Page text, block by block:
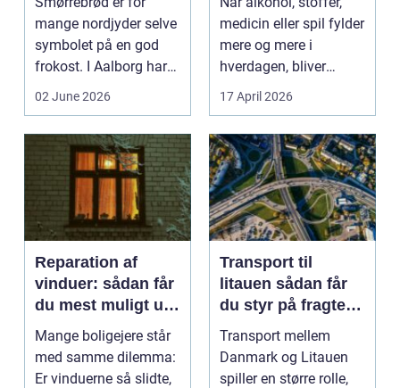
mange nordjyder selve
symbolet på en god
frokost. I Aalborg har
02 June 2026
medicin eller spil fylder
mere og mere i
hverdagen, bliver
grænsen...
17 April 2026
Reparation af
vinduer: sådan får
du mest muligt ud
af dine gamle
vinduer
Mange boligejere står
med samme dilemma:
Er vinduerne så slidte,
Transport til
litauen sådan får
du styr på fragten
til baltikum
Transport mellem
Danmark og Litauen
spiller en større rolle,